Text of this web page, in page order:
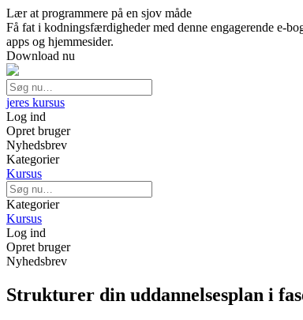
Lær at programmere på en sjov måde
Få fat i kodningsfærdigheder med denne engagerende e-
apps og hjemmesider.
Download nu
jeres kursus
Log ind
Opret bruger
Nyhedsbrev
Kategorier
Kursus
Kategorier
Kursus
Log ind
Opret bruger
Nyhedsbrev
Strukturer din uddannelsesplan i